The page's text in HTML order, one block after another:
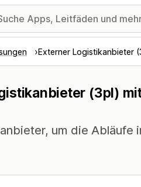
Externer Logistikanbieter
(3pl)
um die Abläufe